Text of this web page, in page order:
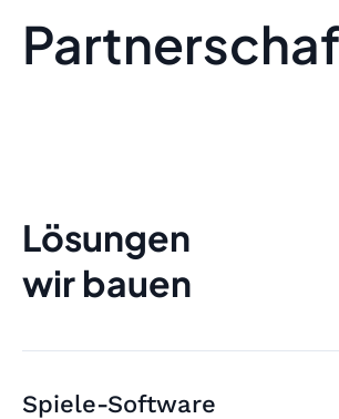
Lösungen
wir bauen
Spiele-Software